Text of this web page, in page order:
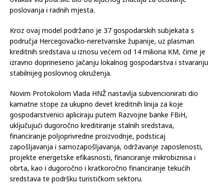
poslovanja i radnih mjesta.
Kroz ovaj model podržano je 37 gospodarskih subjekata s
područja Hercegovačko-neretvanske županije, uz plasman
kreditnih sredstava u iznosu većem od 14 miliona KM, čime je
izravno doprineseno jačanju lokalnog gospodarstva i stvaranju
stabilnijeg poslovnog okruženja.
Novim Protokolom Vlada HNŽ nastavlja subvencionirati dio
kamatne stope za ukupno devet kreditnih linija za koje
gospodarstvenici apliciraju putem Razvojne banke FBiH,
uključujući dugoročno kreditiranje stalnih sredstava,
financiranje poljoprivredne proizvodnje, podsticaj
zapošljavanja i samozapošljavanja, održavanje zaposlenosti,
projekte energetske efikasnosti, financiranje mikrobiznisa i
obrta, kao i dugoročno i kratkoročno financiranje tekućih
sredstava te podršku turističkom sektoru.